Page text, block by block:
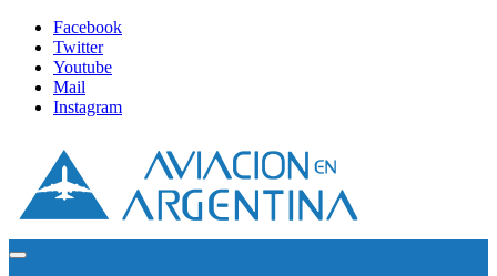
Facebook
Twitter
Youtube
Mail
Instagram